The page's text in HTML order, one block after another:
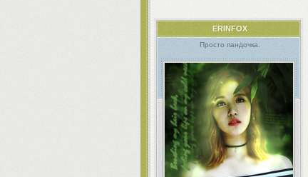
ERINFOX
Просто пандочка.